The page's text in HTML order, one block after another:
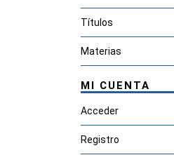
Títulos
Materias
MI CUENTA
Acceder
Registro